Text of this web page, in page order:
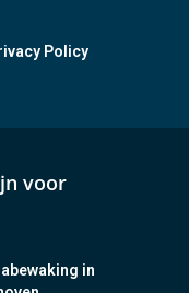
Policy
voor
in